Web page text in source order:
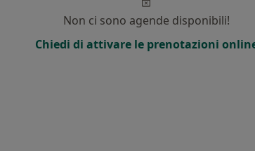
Non ci sono agende disponibili!
Chiedi di attivare le prenotazioni